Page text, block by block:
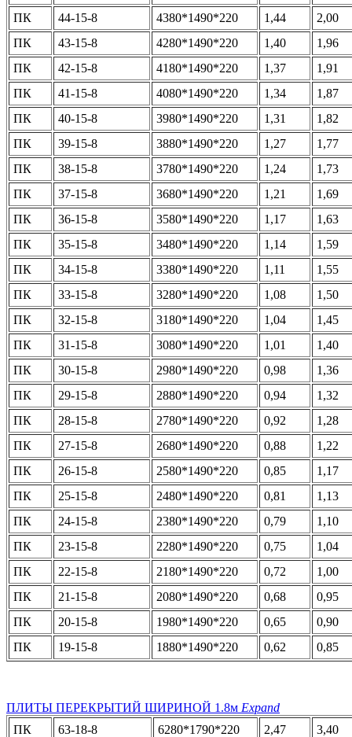
ПК
44-15-8 4380*1490*220 1,44
2,00
ПК
43-15-8 4280*1490*220 1,40
1,96
ПК
42-15-8 4180*1490*220 1,37
1,91
ПК
41-15-8 4080*1490*220 1,34
1,87
ПК
40-15-8 3980*1490*220 1,31
1,82
ПК
39-15-8 3880*1490*220 1,27
1,77
ПК
38-15-8 3780*1490*220 1,24
1,73
ПК
37-15-8 3680*1490*220 1,21
1,69
ПК
36-15-8 3580*1490*220 1,17
1,63
ПК
35-15-8 3480*1490*220 1,14
1,59
ПК
34-15-8 3380*1490*220 1,11
1,55
ПК
33-15-8 3280*1490*220 1,08
1,50
ПК
32-15-8 3180*1490*220 1,04
1,45
ПК
31-15-8 3080*1490*220 1,01
1,40
ПК
30-15-8 2980*1490*220 0,98
1,36
ПК
29-15-8 2880*1490*220 0,94
1,32
ПК
28-15-8 2780*1490*220 0,92
1,28
ПК
27-15-8 2680*1490*220 0,88
1,22
ПК
26-15-8 2580*1490*220 0,85
1,17
ПК
25-15-8 2480*1490*220 0,81
1,13
ПК
24-15-8 2380*1490*220 0,79
1,10
ПК
23-15-8 2280*1490*220 0,75
1,04
ПК
22-15-8 2180*1490*220 0,72
1,00
ПК
21-15-8 2080*1490*220 0,68
0,95
ПК
20-15-8 1980*1490*220 0,65
0,90
ПК
19-15-8 1880*1490*220 0,62 0,85
ПЛИТЫ ПЕРЕКРЫТИЙ ШИРИНОЙ 1.8м Expand
ПК
63-18-8 6280*1790*220 2,47 3,40